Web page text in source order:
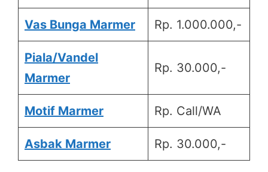
Vas Bunga Marmer Rp. 1.000.000,-
Piala/Vandel
Marmer
Rp. 30.000,-
Motif Marmer Rp. Call/WA
Asbak Marmer Rp. 30.000,-